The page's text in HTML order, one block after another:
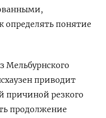
определять понятие
Мельбурнского
приводит
причиной резкого
продолжение